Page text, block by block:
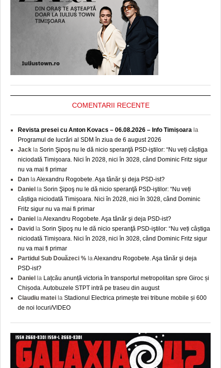
COMENTARII RECENTE
Revista presei cu Anton Kovacs – 06.08.2026 – Info Timișoara la
Programul de lucrări al SDM în ziua de 6 august 2026
Jack la Sorin Şipoş nu le dă nicio speranţă PSD-iştilor: “Nu veți câștiga
niciodată Timișoara. Nici în 2028, nici în 3028, când Dominic Fritz sigur
nu va mai fi primar
Dan laAlexandru Rogobete. Aşa tânăr şi deja PSD-ist?
Daniel
la Sorin Şipoş nu le dă nicio speranţă PSD-iştilor: “Nu veți
câștiga niciodată Timișoara. Nici în 2028, nici în 3028, când Dominic
Fritz sigur nu va mai fi primar
Daniel
laAlexandru Rogobete. Aşa tânăr şi deja PSD-ist?
David la Sorin Şipoş nu le dă nicio speranţă PSD-iştilor: “Nu veți câștiga
niciodată Timișoara. Nici în 2028, nici în 3028, când Dominic Fritz sigur
nu va mai fi primar
Partidul Sub Douăzeci % laAlexandru Rogobete. Aşa tânăr şi deja
PSD-ist?
Daniel
la Lațcău anunță victoria în transportul metropolitan spre Giroc și
Chișoda. Autobuzele STPT intră pe traseu din august
Claudiu matei la Stadionul Electrica primește trei tribune mobile și 600
de noi locuri/VIDEO